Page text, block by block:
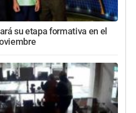
su etapa formativa en el